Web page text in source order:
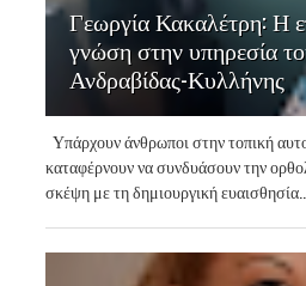
Γεωργία Κακαλέτρη: Η
γνώση στην υπηρεσία
Ανδραβίδας-Κυλλήνης
Υπάρχουν άνθρωποι στην τοπική
καταφέρνουν να συνδυάσουν την
σκέψη με τη δημιουργική ευαισθησία...